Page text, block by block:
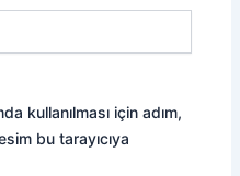
kullanılması için adım,
bu tarayıcıya